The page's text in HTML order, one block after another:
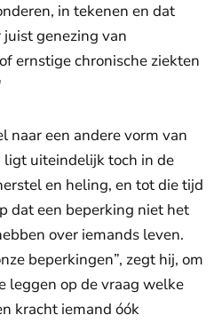
in tekenen en dat
juist genezing van
ernstige chronische ziekten
naar een andere vorm van
ligt uiteindelijk toch in de
en heling, en tot die tijd
dat een beperking niet het
over iemands leven.
beperkingen”, zegt hij, om
leggen op de vraag welke
kracht iemand óók